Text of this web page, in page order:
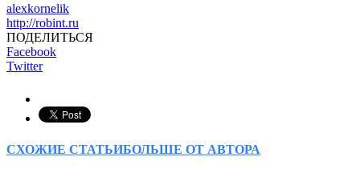
alexkornelik
http://robint.ru
ПОДЕЛИТЬСЯ
Facebook
Twitter
СХОЖИЕ СТАТЬИБОЛЬШЕ ОТ АВТОРА